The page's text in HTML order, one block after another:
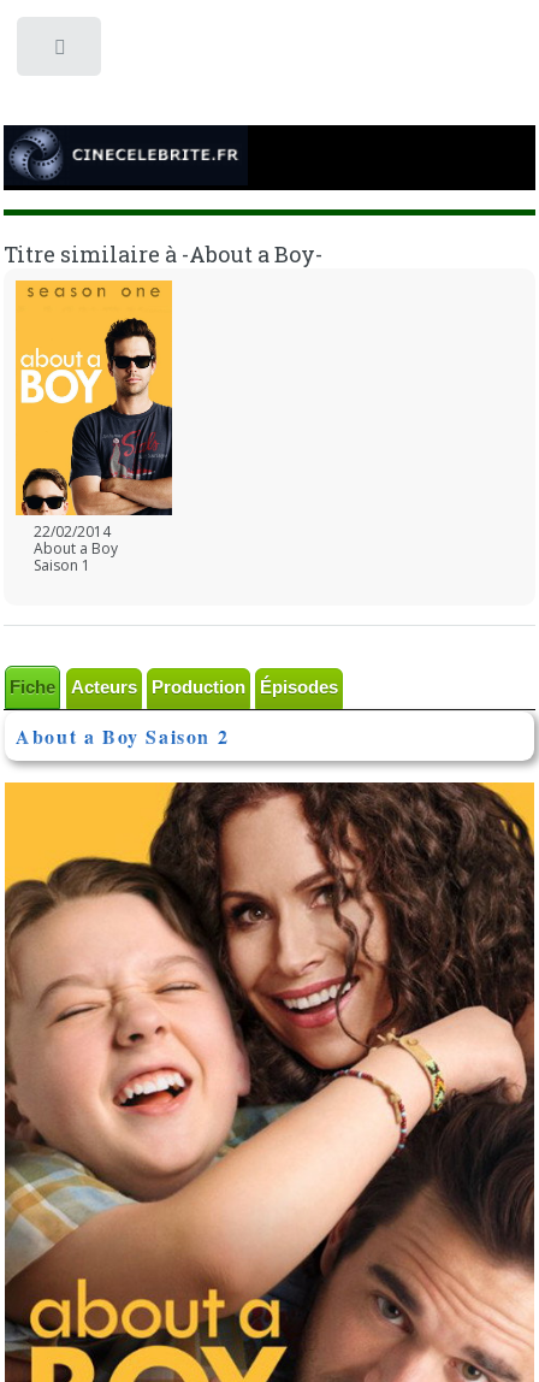
Titre similaire à -About a Boy-
22/02/2014
About a Boy
Saison 1
Fiche Acteurs Production Épisodes
About a Boy Saison 2